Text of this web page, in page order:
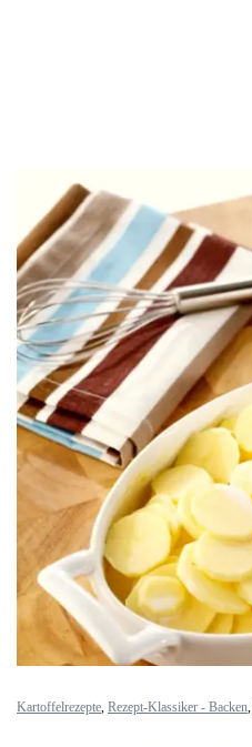
Kartoffelrezepte, Rezept-Klassiker - Backen,